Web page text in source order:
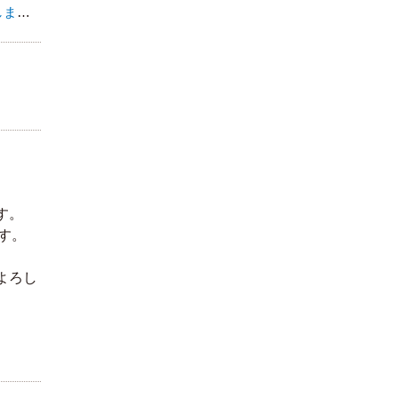
【オンデマンド・ライブ】2026年度 災害支援活動者養成研修【単位取得コース】を追加しました。
。
ろし